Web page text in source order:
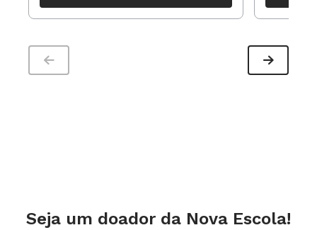
período
Seja um doador da Nova Escola!